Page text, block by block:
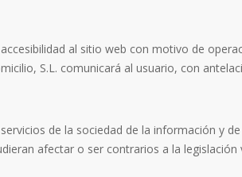
al sitio web con motivo de
S.L. comunicará al usuario, con
de la sociedad de la información y
afectar o ser contrarios a la